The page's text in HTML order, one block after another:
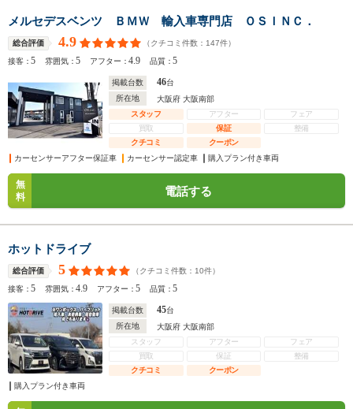
メルセデスベンツ ＢＭＷ 輸入車専門店 ＯＳＩＮＣ．
総合評価 4.9 （クチコミ件数： 147件）
接客：5 雰囲気：5 アフター：4.9 品質：5
掲載台数 46台
所在地
大阪府 大阪南部
スタッフ
アフター
フェア
買取
保証
整備
クチコミ
クーポン
カーセンサーアフター保証車
カーセンサー認定車 購入プラン付き車両
無
料
電話する
ホットドライブ
総合評価 5 （クチコミ件数： 10件）
接客：5 雰囲気：4.9 アフター：5 品質：5
掲載台数 45台
所在地
大阪府 大阪南部
スタッフ
アフター
フェア
買取
保証
整備
クチコミ
クーポン
購入プラン付き車両